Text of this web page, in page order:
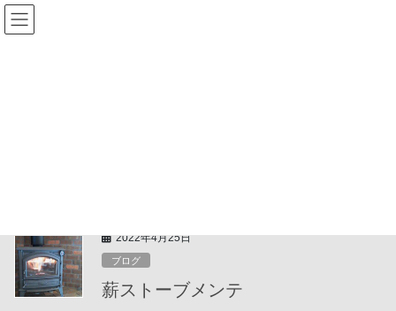
コ
ン
ナ
ビ
2022年4月25日
ブログ
薪ストーブメンテ